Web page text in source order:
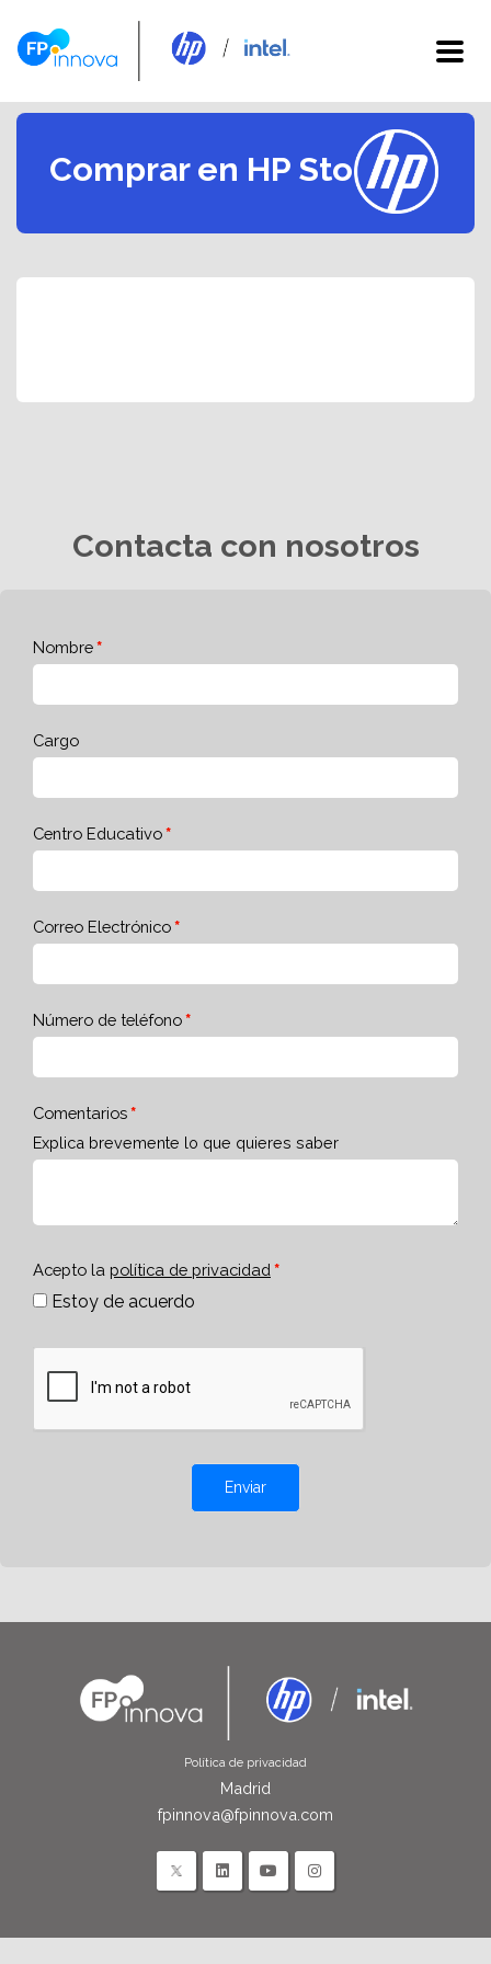
Comprar en HP Store
Contacta con nosotros
Nombre
Cargo
Centro Educativo
Correo Electrónico
Número de teléfono
Comentarios
Explica brevemente lo que quieres saber
Acepto la política de privacidad
Estoy de acuerdo
Enviar
Política de privacidad
Madrid
fpinnova@fpinnova.com